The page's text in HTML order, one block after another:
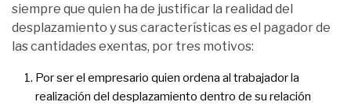
siempre que quien ha de justificar la realidad del
desplazamiento y sus características es el pagador de
las cantidades exentas, por tres motivos:
Por ser el empresario quien ordena al trabajador la
realización del desplazamiento dentro de su relación